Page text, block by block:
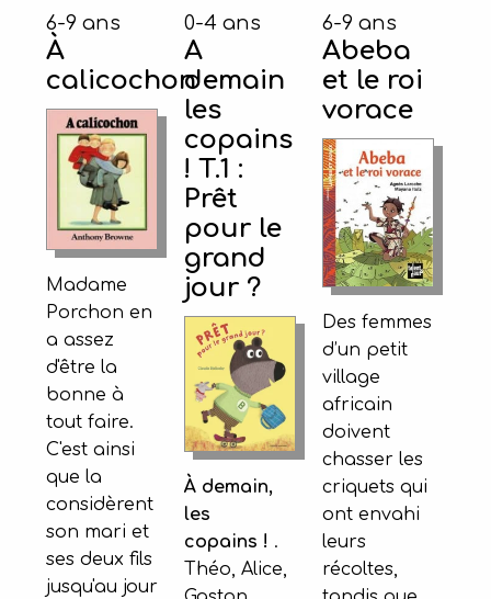
6-9 ans
À
calicochon
Madame
Porchon en
a assez
d'être la
bonne à
tout faire.
C'est ainsi
que la
considèrent
son mari et
ses deux fils
jusqu'au jour
0-4 ans
A
demain
les
copains
! T.1 :
Prêt
pour le
grand
jour ?
À demain,
les
copains ! .
Théo, Alice,
6-9 ans
Abeba
et le roi
vorace
Des femmes
d’un petit
village
africain
doivent
chasser les
criquets qui
ont envahi
leurs
récoltes,